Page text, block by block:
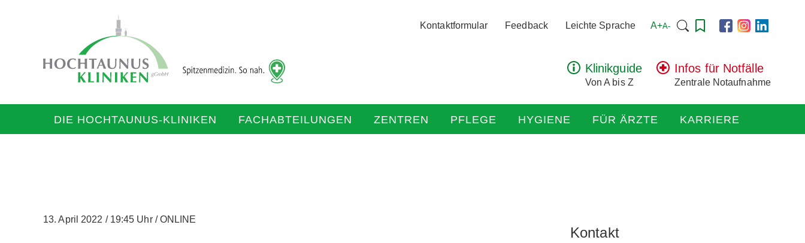
zur
Startseite
Kontaktformular Feedback Leichte Sprache A+A- Suchen
Klinikguide
Von A bis Z
Infos für Notfälle
Zentrale Notaufnahme
DIE HOCHTAUNUS-KLINIKEN FACHABTEILUNGEN ZENTREN PFLEGE HYGIENE FÜR ÄRZTE KARRIERE
13. April 2022 /19:45 Uhr /ONLINE
Kontakt